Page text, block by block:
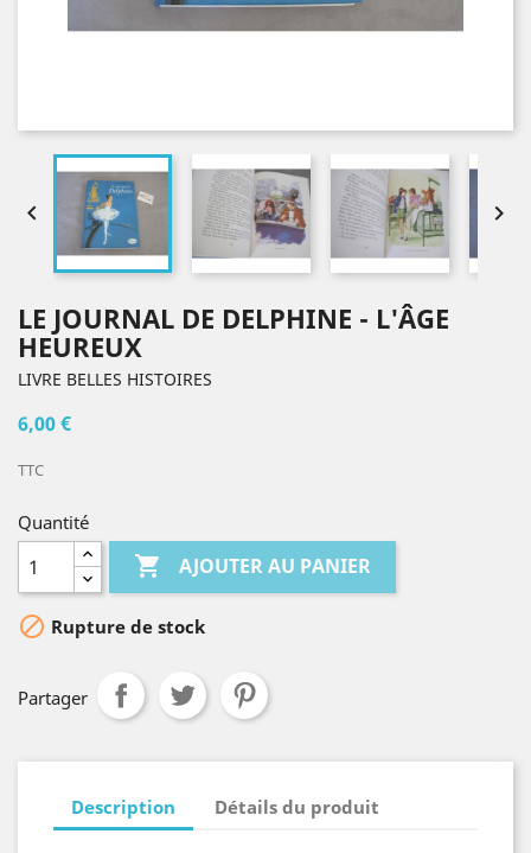
 
LE JOURNAL DE DELPHINE - L'ÂGE
HEUREUX
LIVRE BELLES HISTOIRES
6,00 €
TTC
Quantité
 AJOUTER AU PANIER
 Rupture de stock
Partager
Description Détails du produit